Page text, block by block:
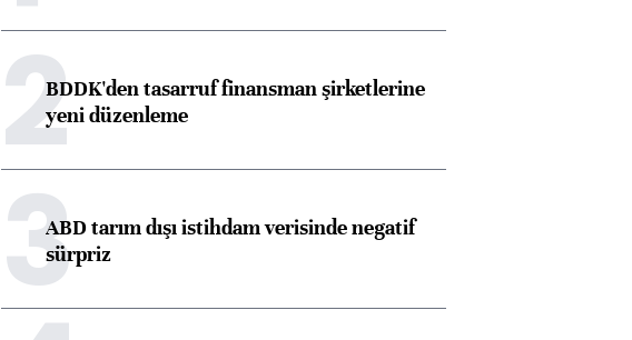
2BDDK'den tasarruf finansman şirketlerine
yeni düzenleme
3ABD tarım dışı istihdam verisinde negatif
sürpriz